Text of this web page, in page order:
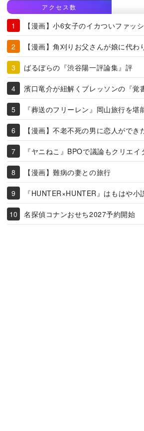
アクセス数
【漫画】小6女子のイカついファッ
【漫画】角刈りお父さんが娘に代わ
ばるぼらの『渋谷陽一評論集』評
濱口竜介が紐解くブレッソンの『覚
『葬送のフリーレン』岡山旅行を堪
【漫画】不老不死の男に恋人ができ
『ヤニねこ』BPOで議論もクリエイ
【漫画】難病の妻との旅行
『HUNTER×HUNTER』はもはや小
名探偵コナンおせち2027予約開始